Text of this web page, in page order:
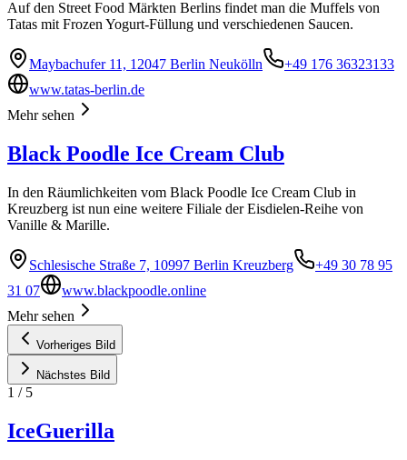
Auf den Street Food Märkten Berlins findet man die Muffels von
Tatas mit Frozen Yogurt-Füllung und verschiedenen Saucen.
Maybachufer 11, 12047 Berlin Neukölln
+49 176 36323133
www.tatas-berlin.de
Mehr sehen
Black Poodle Ice Cream Club
In den Räumlichkeiten vom Black Poodle Ice Cream Club in
Kreuzberg ist nun eine weitere Filiale der Eisdielen-Reihe von
Vanille & Marille.
Schlesische Straße 7, 10997 Berlin Kreuzberg
+49 30 78 95
31 07
www.blackpoodle.online
Mehr sehen
Vorheriges Bild
Nächstes Bild
1 / 5
IceGuerilla